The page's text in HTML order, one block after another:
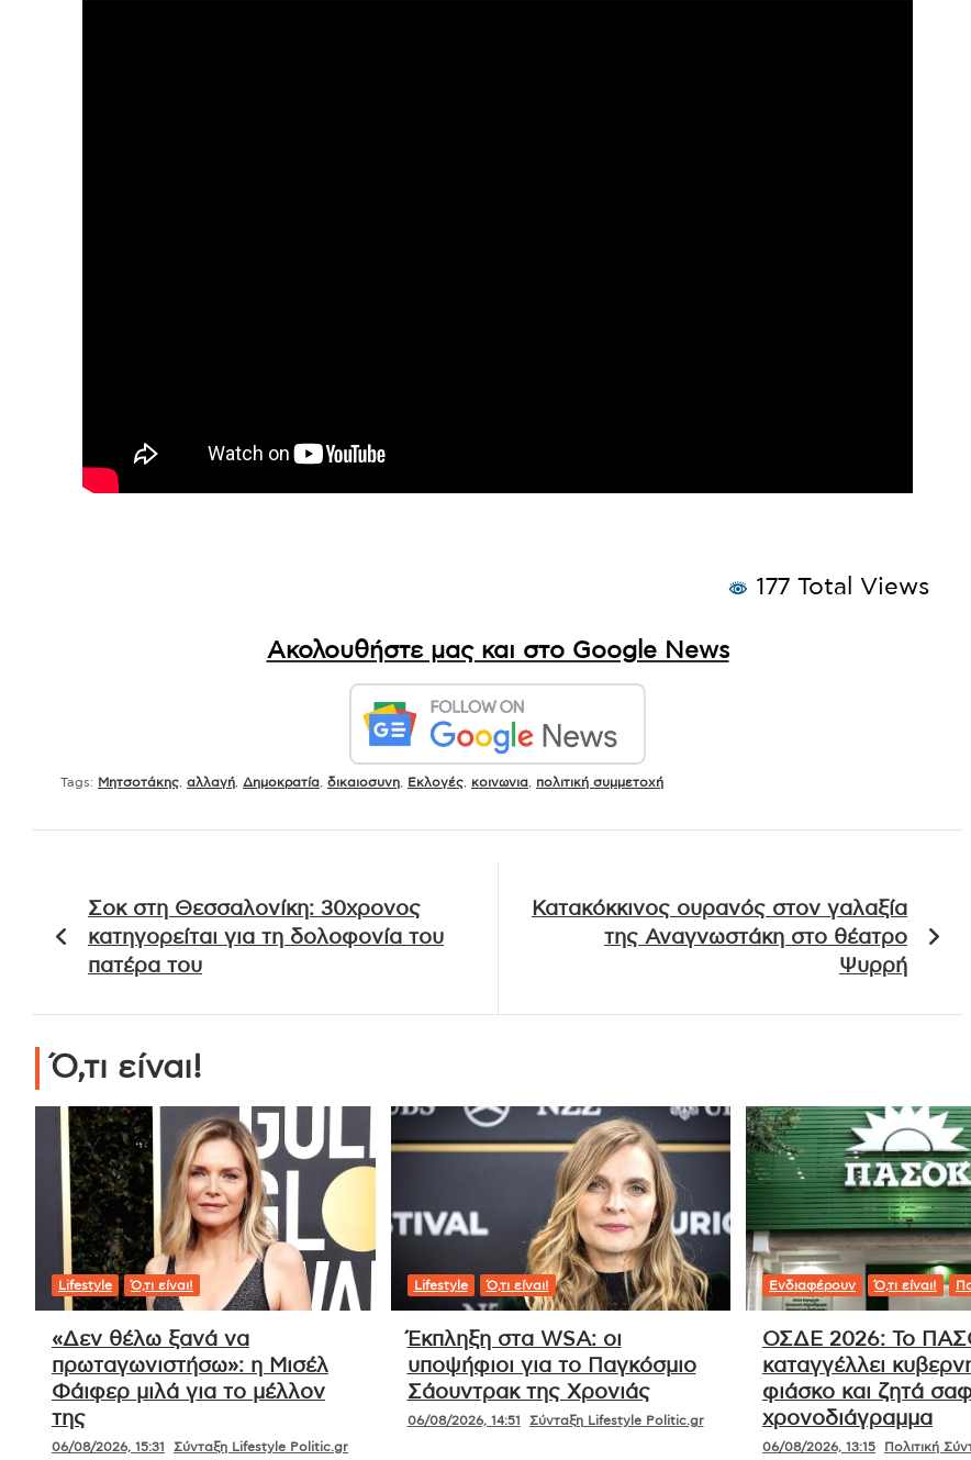
177 Total Views
Ακολουθήστε μας και στο Google News
Tags: Mητσοτάκης αλλαγή Δημοκρατία δικαιοσυνη Εκλογές κοινωνια πολιτική συμμετοχή
άρθρων
Σοκ στη Θεσσαλονίκη: 30χρονος
κατηγορείται για τη δολοφονία του
πατέρα του
Κατακόκκινος ουρανός στον γαλαξία
της Αναγνωστάκη στο θέατρο
Ψυρρή
Ό,τι είναι!
Lifestyle Ό,τι είναι!
«Δεν θέλω ξανά να
πρωταγωνιστήσω»: η Μισέλ
Φάιφερ μιλά για το μέλλον
της
06/08/2026, 15:31 Σύνταξη Lifestyle Politic.gr
Lifestyle Ό,τι είναι!
Έκπληξη στα WSA: οι
υποψήφιοι για το Παγκόσμιο
Σάουντρακ της Χρονιάς
06/08/2026, 14:51 Σύνταξη Lifestyle Politic.gr
Ενδιαφέρουν Ό,τι είναι!
ΟΣΔΕ 2026: Το
καταγγέλλει
φιάσκο και ζητά
χρονοδιάγραμμα
06/08/2026, 13:15 Πολιτική